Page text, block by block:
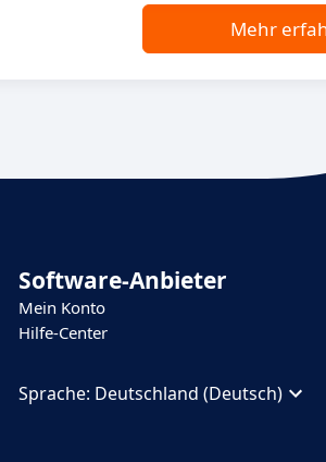
Mehr
Software-Anbieter
Mein Konto
Hilfe-Center
Sprache: Deutschland (Deutsch)